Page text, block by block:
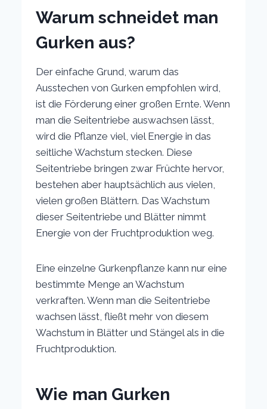
Warum schneidet man
Gurken aus?
Der einfache Grund, warum das
Ausstechen von Gurken empfohlen wird,
ist die Förderung einer großen Ernte. Wenn
man die Seitentriebe auswachsen lässt,
wird die Pflanze viel, viel Energie in das
seitliche Wachstum stecken. Diese
Seitentriebe bringen zwar Früchte hervor,
bestehen aber hauptsächlich aus vielen,
vielen großen Blättern. Das Wachstum
dieser Seitentriebe und Blätter nimmt
Energie von der Fruchtproduktion weg.
Eine einzelne Gurkenpflanze kann nur eine
bestimmte Menge an Wachstum
verkraften. Wenn man die Seitentriebe
wachsen lässt, fließt mehr von diesem
Wachstum in Blätter und Stängel als in die
Fruchtproduktion.
Wie man Gurken